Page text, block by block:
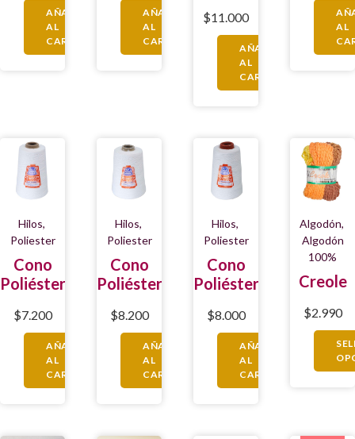
AÑADIR
AL
CARRITO
AÑADIR
AL
CARRITO
$11.000
AÑADIR
AL
CARRITO
AL
Hilos,
Poliester
Cono
Poliéster
$7.200
AÑADIR
AL
CARRITO
Hilos,
Poliester
Cono
Poliéster
$8.200
AÑADIR
AL
CARRITO
Hilos,
Poliester
Cono
Poliéster
$8.000
AÑADIR
AL
CARRITO
Algodón,
Algodón
100%
Creole
$2.990